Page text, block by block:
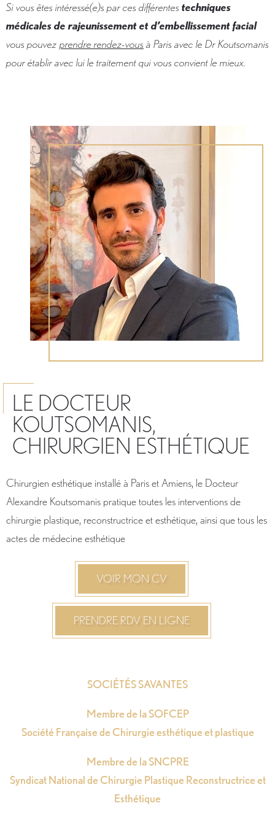
Si vous êtes intéressé(e)s par ces différentestechniques
médicales de rajeunissement et d’embellissement facial
vous pouvez prendre rendez-vousà Paris avec le Dr Koutsomanis
pour établir avec lui le traitement qui vous convient le mieux.
LE DOCTEUR
KOUTSOMANIS,
CHIRURGIEN ESTHÉTIQUE
Chirurgien esthétique installé à Paris et Amiens, le Docteur
Alexandre Koutsomanis pratique toutes les interventions de
chirurgie plastique, reconstructrice et esthétique, ainsi que tous les
actes de médecine esthétique
VOIR MON CV
PRENDRE RDV EN LIGNE
SOCIÉTÉS SAVANTES
Membre de la SOFCEP
Société Française de Chirurgie esthétique et plastique
Membre de la SNCPRE
Syndicat National de Chirurgie Plastique Reconstructrice et
Esthétique